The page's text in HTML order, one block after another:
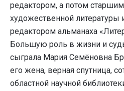
редактором, а потом
художественной литературы
редактором альманаха
Большую роль в жизни и
сыграла Мария Семёновна
его жена, верная спутница,
областной научной